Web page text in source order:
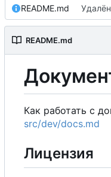
README.md
README.md
Как работать с
src/dev/docs.md
Лицензия